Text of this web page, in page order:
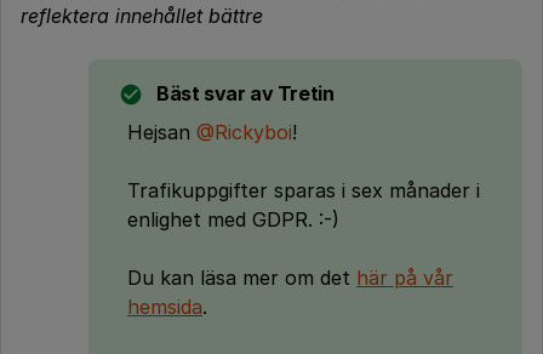
reflektera innehållet bättre
Bäst svar av Tretin
Hejsan @Rickyboi!
Trafikuppgifter sparas i sex månader i
enlighet med GDPR. :-)
Du kan läsa mer om det här på vår
hemsida.